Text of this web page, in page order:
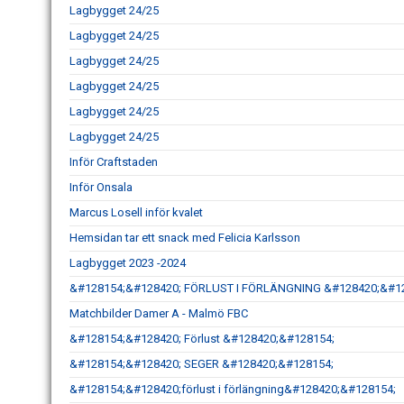
Lagbygget 24/25
Lagbygget 24/25
Lagbygget 24/25
Lagbygget 24/25
Lagbygget 24/25
Lagbygget 24/25
Inför Craftstaden
Inför Onsala
Marcus Losell inför kvalet
Hemsidan tar ett snack med Felicia Karlsson
Lagbygget 2023 -2024
&#128154;&#128420; FÖRLUST I FÖRLÄNGNING
Matchbilder Damer A - Malmö FBC
&#128154;&#128420; Förlust &#128420;&#128154;
&#128154;&#128420; SEGER &#128420;&#128154;
&#128154;&#128420;förlust i förlängning&#128420;&#128154;